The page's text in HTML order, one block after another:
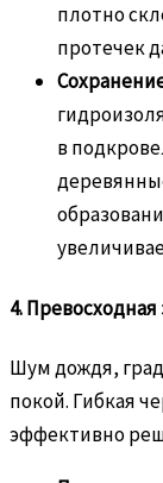
плотно
протечек
в
4.
Шум дождя,
покой. Гибкая
эффективно